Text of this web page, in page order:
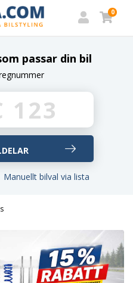
0
passar din bil
Manuellt bilval via lista